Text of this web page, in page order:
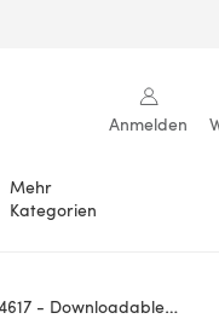
Anmelden
Mehr
Kategorien
- Downloadable PDF